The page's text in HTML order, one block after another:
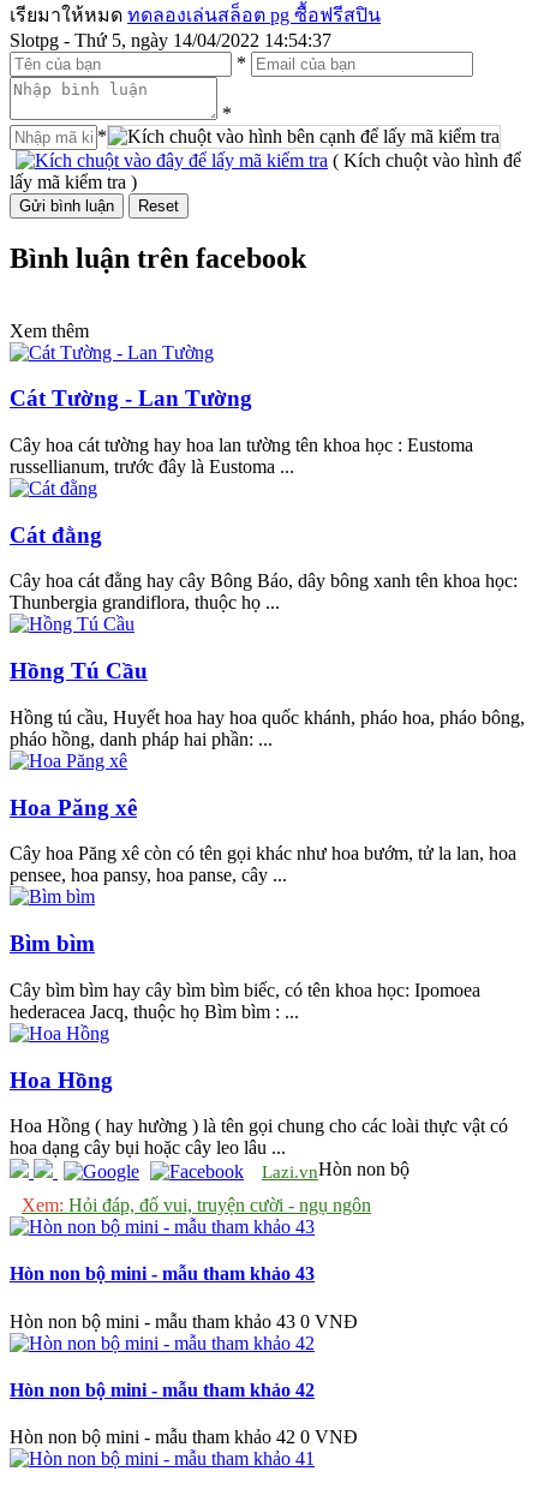
เรียมาให้หมด ทดลองเล่นสล็อต pg ซื้อฟรีสปิน
Slotpg - Thứ 5, ngày 14/04/2022 14:54:37
*
*
*
( Kích chuột vào hình để
lấy mã kiểm tra )
Bình luận trên facebook
Xem thêm
Cát Tường - Lan Tường
Cây hoa cát tường hay hoa lan tường tên khoa học : Eustoma
russellianum, trước đây là Eustoma ...
Cát đằng
Cây hoa cát đằng hay cây Bông Báo, dây bông xanh tên khoa học:
Thunbergia grandiflora, thuộc họ ...
Hồng Tú Cầu
Hồng tú cầu, Huyết hoa hay hoa quốc khánh, pháo hoa, pháo bông,
pháo hồng, danh pháp hai phần: ...
Hoa Păng xê
Cây hoa Păng xê còn có tên gọi khác như hoa bướm, tử la lan, hoa
pensee, hoa pansy, hoa panse, cây ...
Bìm bìm
Cây bìm bìm hay cây bìm bìm biếc, có tên khoa học: Ipomoea
hederacea Jacq, thuộc họ Bìm bìm : ...
Hoa Hồng
Hoa Hồng ( hay hường ) là tên gọi chung cho các loài thực vật có
hoa dạng cây bụi hoặc cây leo lâu ...
Lazi.vn
Xem: Hỏi đáp, đố vui, truyện cười - ngụ ngôn
Hòn non bộ
Hòn non bộ mini - mẫu tham khảo 43
Hòn non bộ mini - mẫu tham khảo 43 0 VNĐ
Hòn non bộ mini - mẫu tham khảo 42
Hòn non bộ mini - mẫu tham khảo 42 0 VNĐ